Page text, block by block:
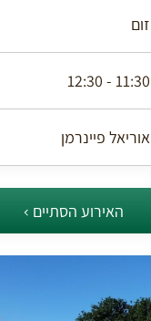
זום
11:30 - 12:30
אוריאל פיינרמן
האירוע הסתיים